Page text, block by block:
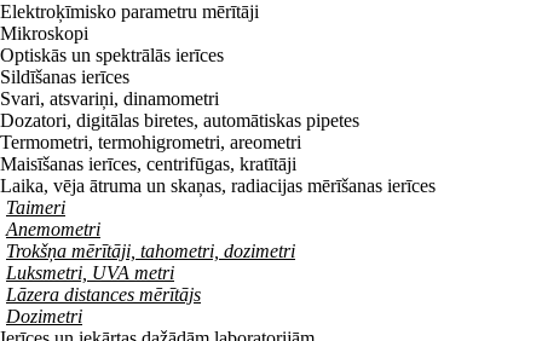
Elektroķīmisko parametru mērītāji
Mikroskopi
Optiskās un spektrālās ierīces
Sildīšanas ierīces
Svari, atsvariņi, dinamometri
Dozatori, digitālas biretes, automātiskas pipetes
Termometri, termohigrometri, areometri
Maisīšanas ierīces, centrifūgas, kratītāji
Laika, vēja ātruma un skaņas, radiacijas mērīšanas ierīces
Taimeri
Anemometri
Trokšņa mērītāji, tahometri, dozimetri
Luksmetri, UVA metri
Lāzera distances mērītājs
Dozimetri